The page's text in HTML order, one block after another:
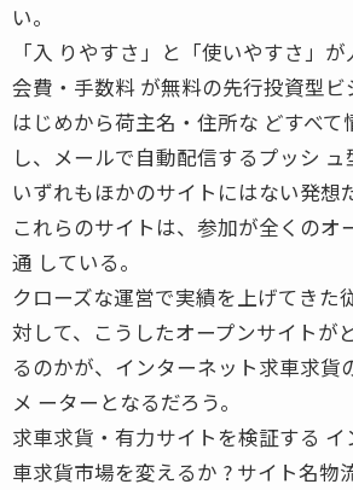
い。
「入 りやすさ」と「使いやすさ」が
会費・手数料 が無料の先行投資型ビ
はじめから荷主名・住所な どすべて
し、メールで自動配信するプッシ ュ
いずれもほかのサイトにはない発想
これらのサイトは、参加が全くのオ
通 している。
クローズな運営で実績を上げてきた
対して、こうしたオープンサイトが
るのかが、インターネット求車求貨
メ ーターとなるだろう。
求車求貨・有力サイトを検証する
車求貨市場を変えるか ? サイト名物